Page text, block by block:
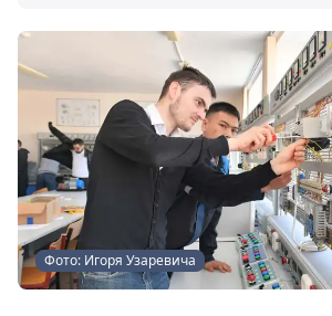
Фото: Игоря Узаревича